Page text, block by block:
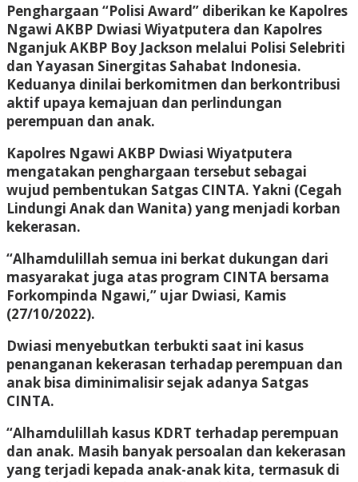
Penghargaan “Polisi Award” diberikan ke Kapolres
Ngawi AKBP Dwiasi Wiyatputera dan Kapolres
Nganjuk AKBP Boy Jackson melalui Polisi Selebriti
dan Yayasan Sinergitas Sahabat Indonesia.
Keduanya dinilai berkomitmen dan berkontribusi
aktif upaya kemajuan dan perlindungan
perempuan dan anak.
Kapolres Ngawi AKBP Dwiasi Wiyatputera
mengatakan penghargaan tersebut sebagai
wujud pembentukan Satgas CINTA. Yakni (Cegah
Lindungi Anak dan Wanita) yang menjadi korban
kekerasan.
“Alhamdulillah semua ini berkat dukungan dari
masyarakat juga atas program CINTA bersama
Forkompinda Ngawi,” ujar Dwiasi, Kamis
(27/10/2022).
Dwiasi menyebutkan terbukti saat ini kasus
penanganan kekerasan terhadap perempuan dan
anak bisa diminimalisir sejak adanya Satgas
CINTA.
“Alhamdulillah kasus KDRT terhadap perempuan
dan anak. Masih banyak persoalan dan kekerasan
yang terjadi kepada anak-anak kita, termasuk di